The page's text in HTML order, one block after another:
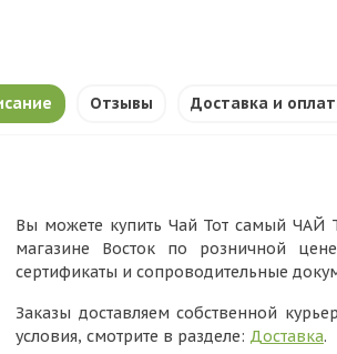
Отзывы Доставка и
Вы можете купить Чай Тот самый ЧАЙ
магазине Восток по розничной
сертификаты и сопроводительные
Заказы доставляем собственной
условия, смотрите в разделе: Доставка.